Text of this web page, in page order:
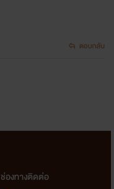
ตอบกลับ
ช่องทางติดต่อ